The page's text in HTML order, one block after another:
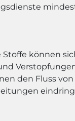
Stoffe können
den Fluss